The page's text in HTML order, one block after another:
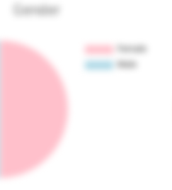
Gender